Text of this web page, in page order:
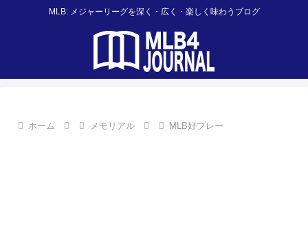
MLB: メジャーリーグを深く・広く・楽しく味わうブログ
ホーム メモリアル MLB好プレー